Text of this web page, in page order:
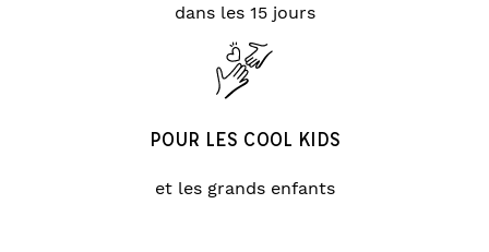
dans les 15 jours
POUR LES COOL KIDS
et les grands enfants